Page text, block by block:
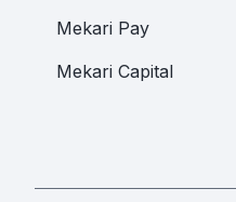
Mekari Pay
Mekari Capital